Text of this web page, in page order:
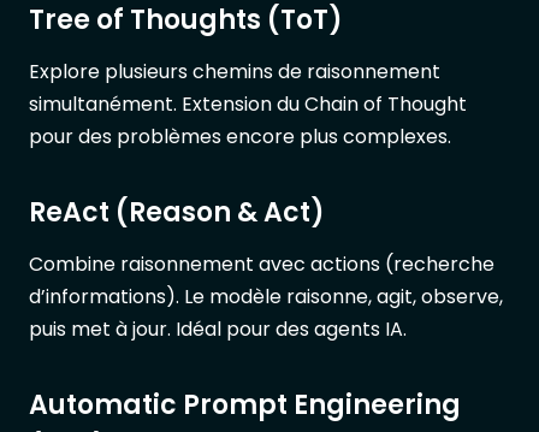
Tree of Thoughts (ToT)
Explore plusieurs chemins de raisonnement
simultanément. Extension du Chain of Thought
pour des problèmes encore plus complexes.
ReAct (Reason & Act)
Combine raisonnement avec actions (recherche
d’informations). Le modèle raisonne, agit, observe,
puis met à jour. Idéal pour des agents IA.
Automatic Prompt Engineering